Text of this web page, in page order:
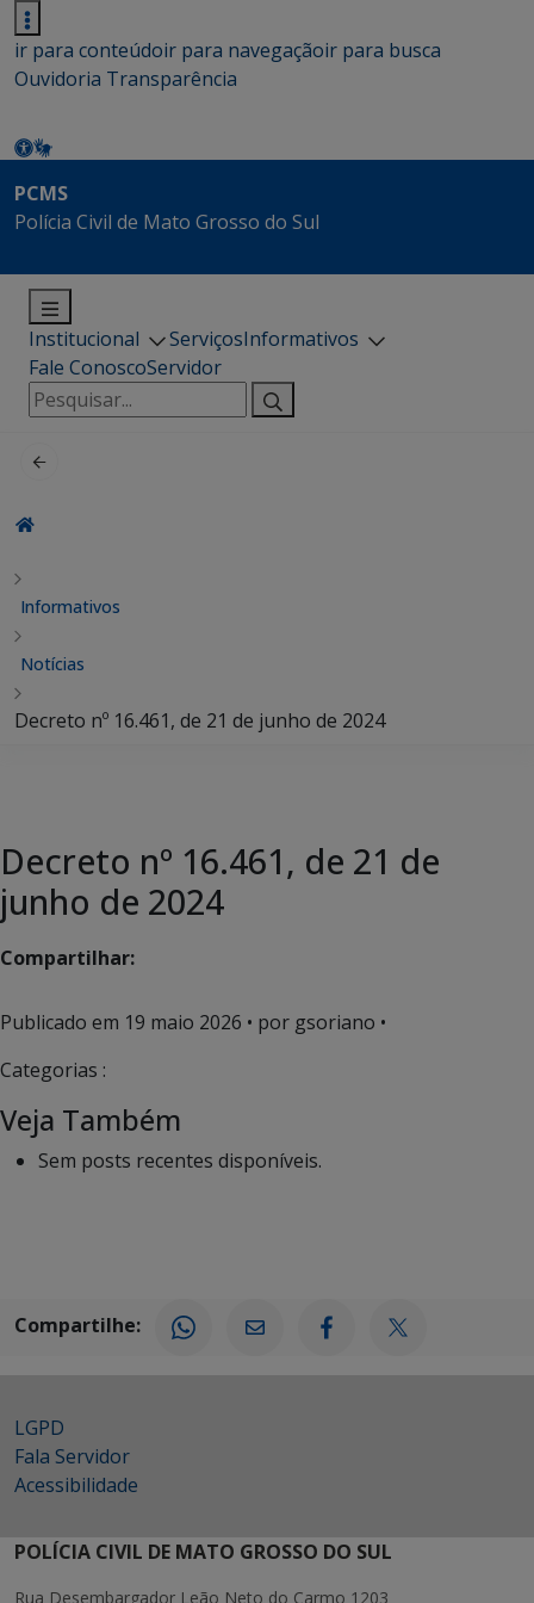
ir para conteúdoir para navegaçãoir para busca
Ouvidoria Transparência
PCMS
Polícia Civil de Mato Grosso do Sul
Institucional ServiçosInformativos
Fale ConoscoServidor
Pesquisar
por:
Informativos
Notícias
Decreto nº 16.461, de 21 de junho de 2024
Decreto nº 16.461, de 21 de
junho de 2024
Compartilhar:
Publicado em 19 maio 2026 • por gsoriano •
Categorias :
Veja Também
Sem posts recentes disponíveis.
Compartilhe:
LGPD
Fala Servidor
Acessibilidade
POLÍCIA CIVIL DE MATO GROSSO DO SUL
Rua Desembargador Leão Neto do Carmo 1203